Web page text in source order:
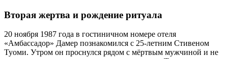
Вторая жертва и рождение ритуала
20 ноября 1987 года в гостиничном номере отеля
«Амбассадор» Дамер познакомился с 25-летним Стивеном
Туоми. Утром он проснулся рядом с мёртвым мужчиной и не